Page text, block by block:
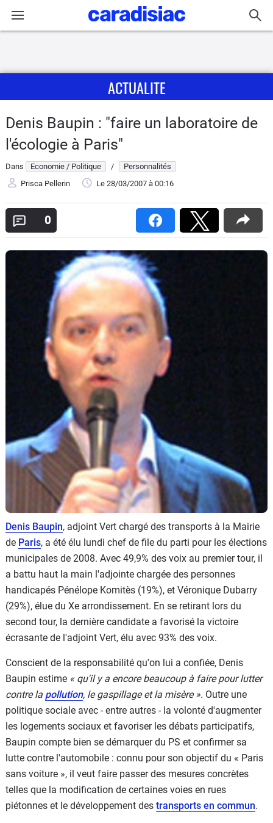
Actu
Essais
Guide
Electriques
Services
Marques
ACTUALITE
Denis Baupin : "faire un laboratoire de
l'écologie à Paris"
Dans Economie / Politique /
Personnalités
Prisca Pellerin
Le 28/03/2007 à 00:16
0
Denis Baupin, adjoint Vert chargé des transports à la Mairie
de Paris, a été élu lundi chef de file du parti pour les élections
municipales de 2008. Avec 49,9% des voix au premier tour, il
a battu haut la main l'adjointe chargée des personnes
handicapés Pénélope Komitès (19%), et Véronique Dubarry
(29%), élue du Xe arrondissement. En se retirant lors du
second tour, la dernière candidate a favorisé la victoire
écrasante de l'adjoint Vert, élu avec 93% des voix.
Conscient de la responsabilité qu'on lui a confiée, Denis
Baupin estime « qu'il y a encore beaucoup à faire pour lutter
contre la pollution, le gaspillage et la misère ». Outre une
politique sociale avec - entre autres - la volonté d'augmenter
les logements sociaux et favoriser les débats participatifs,
Baupin compte bien se démarquer du PS et confirmer sa
lutte contre l'automobile : connu pour son objectif du « Paris
sans voiture », il veut faire passer des mesures concrètes
telles que la modification de certaines voies en rues
piétonnes et le développement des transports en commun.